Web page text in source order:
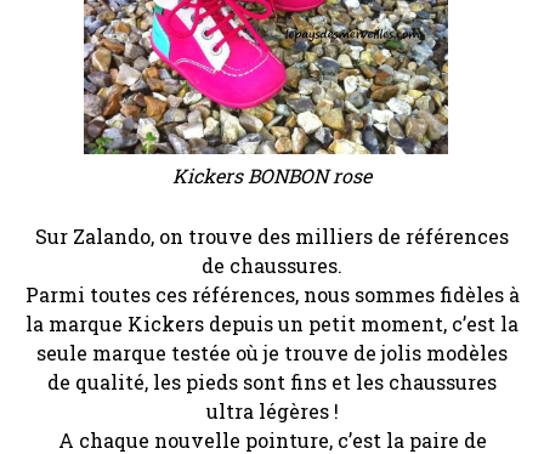
Kickers BONBON rose
Sur Zalando, on trouve des milliers de références
de chaussures.
Parmi toutes ces références, nous sommes fidèles à
la marque Kickers depuis un petit moment, c’est la
seule marque testée où je trouve de jolis modèles
de qualité, les pieds sont fins et les chaussures
ultra légères !
A chaque nouvelle pointure, c’est la paire de